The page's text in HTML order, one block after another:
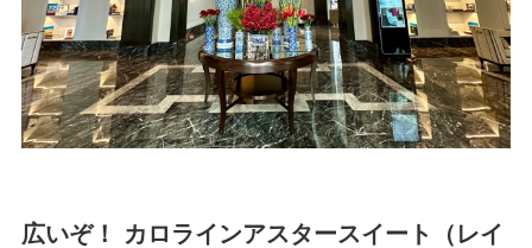
広いぞ！ カロラインアスタースイート（レイ